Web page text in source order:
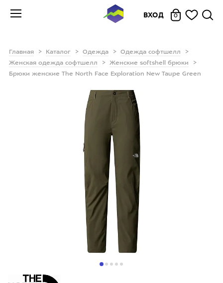
ВХОД 0
Главная Каталог Одежда
Одежда софтшелл
Женская одежда софтшелл
Женские softshell брюки
Брюки женские The North Face Exploration New Taupe Green